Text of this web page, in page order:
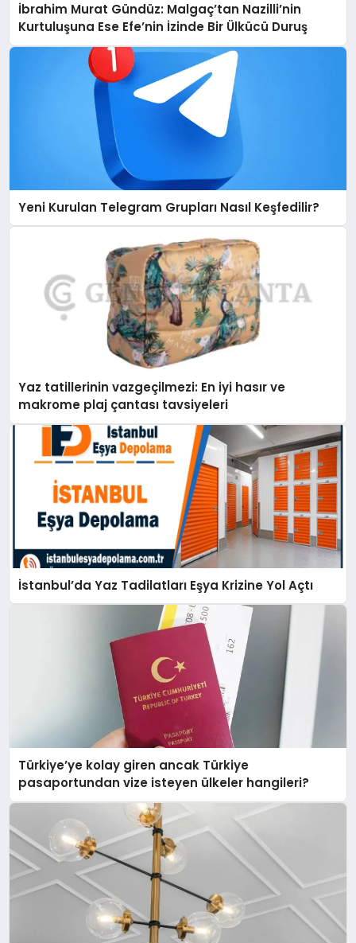
İbrahim Murat Gündüz: Malgaç’tan Nazilli’nin
Kurtuluşuna Ese Efe’nin İzinde Bir Ülkücü Duruş
Yeni Kurulan Telegram Grupları Nasıl Keşfedilir?
Yaz tatillerinin vazgeçilmezi: En iyi hasır ve
makrome plaj çantası tavsiyeleri
İstanbul’da Yaz Tadilatları Eşya Krizine Yol Açtı
Türkiye’ye kolay giren ancak Türkiye
pasaportundan vize isteyen ülkeler hangileri?